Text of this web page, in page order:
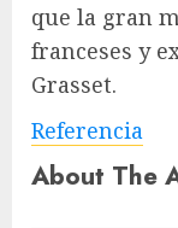
que la gran
franceses y
Grasset.
Referencia
About The